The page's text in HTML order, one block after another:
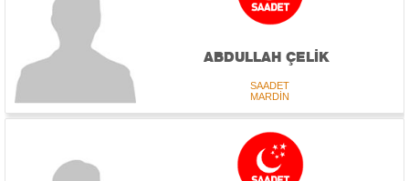
ABDULLAH ÇELİK
SAADET
MARDİN